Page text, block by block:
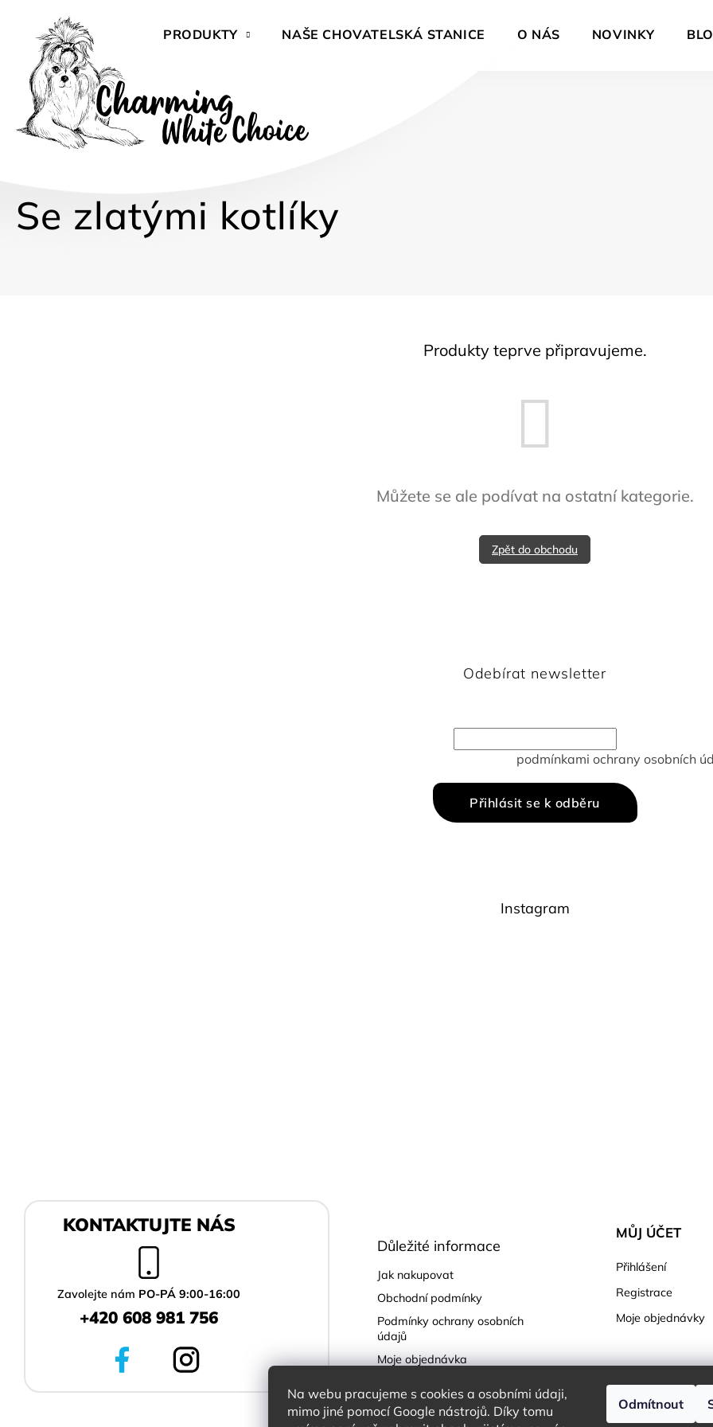
Na webu pracujeme s cookies a osobními údaji,
mimo jiné pomocí Google nástrojů. Díky tomu
Odmítnout
obsah
PRODUKTY NAŠE CHOVATELSKÁ STANICE O NÁS NOVINKY
Se zlatými kotlíky
Produkty teprve připravujeme.
Můžete se ale podívat na ostatní kategorie.
Zpět do obchodu
Odebírat newsletter
podmínkami ochrany osobních
Přihlásit se k odběru
Instagram
KONTAKTUJTE NÁS
Zavolejte nám PO-PÁ 9:00-16:00
+420 608 981 756
Důležité informace
Jak nakupovat
Obchodní podmínky
Podmínky ochrany osobních
údajů
Moje objednávka
MŮJ ÚČET
Přihlášení
Registrace
Moje objednávky